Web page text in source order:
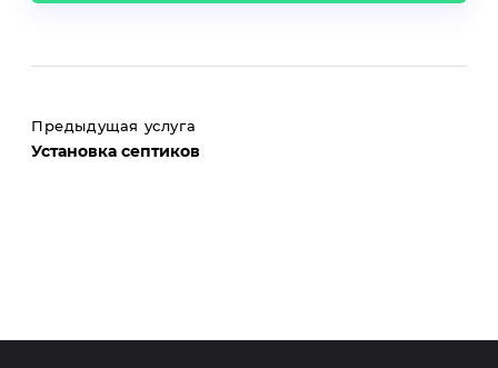
Предыдущая услуга
Установка септиков